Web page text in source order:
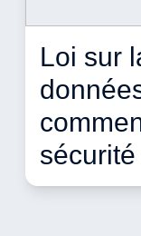
Loi sur